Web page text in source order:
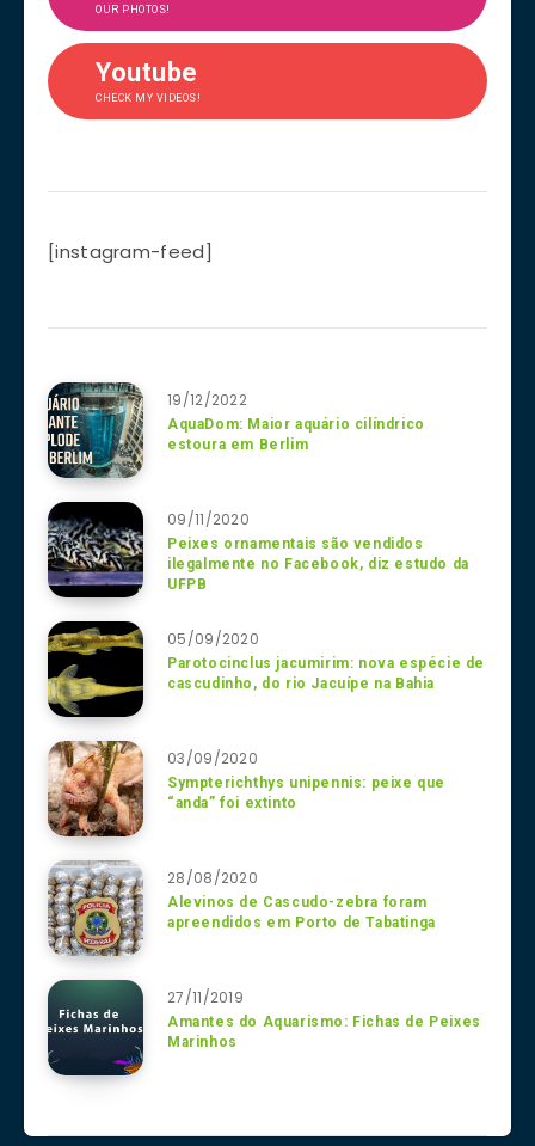
OUR PHOTOS!
Youtube
CHECK MY VIDEOS!
[instagram-feed]
19/12/2022
AquaDom: Maior aquário cilíndrico
estoura em Berlim
09/11/2020
Peixes ornamentais são vendidos
ilegalmente no Facebook, diz estudo da
UFPB
05/09/2020
Parotocinclus jacumirim: nova espécie de
cascudinho, do rio Jacuípe na Bahia
03/09/2020
Sympterichthys unipennis: peixe que
“anda” foi extinto
28/08/2020
Alevinos de Cascudo-zebra foram
apreendidos em Porto de Tabatinga
27/11/2019
Amantes do Aquarismo: Fichas de Peixes
Marinhos